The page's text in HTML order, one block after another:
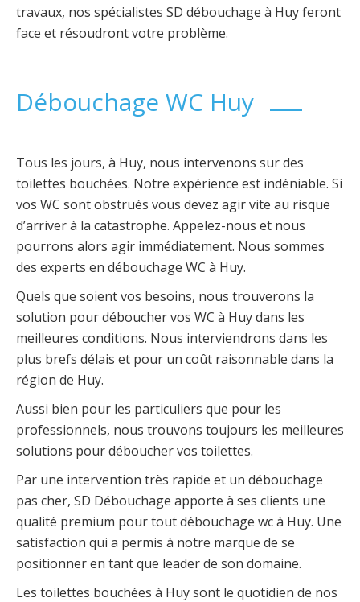
travaux, nos spécialistes SD débouchage à Huy feront
face et résoudront votre problème.
Débouchage WC Huy
Tous les jours, à Huy, nous intervenons sur des
toilettes bouchées. Notre expérience est indéniable. Si
vos WC sont obstrués vous devez agir vite au risque
d’arriver à la catastrophe. Appelez-nous et nous
pourrons alors agir immédiatement. Nous sommes
des experts en débouchage WC à Huy.
Quels que soient vos besoins, nous trouverons la
solution pour déboucher vos WC à Huy dans les
meilleures conditions. Nous interviendrons dans les
plus brefs délais et pour un coût raisonnable dans la
région de Huy.
Aussi bien pour les particuliers que pour les
professionnels, nous trouvons toujours les meilleures
solutions pour déboucher vos toilettes.
Par une intervention très rapide et un débouchage
pas cher, SD Débouchage apporte à ses clients une
qualité premium pour tout débouchage wc à Huy. Une
satisfaction qui a permis à notre marque de se
positionner en tant que leader de son domaine.
Les toilettes bouchées à Huy sont le quotidien de nos